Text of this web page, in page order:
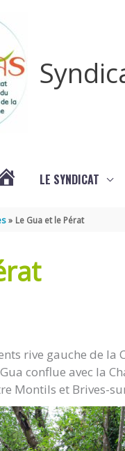
LE SYNDICAT
Le Gua et le Pérat
rive gauche de
conflue avec la
Montils et Brives-